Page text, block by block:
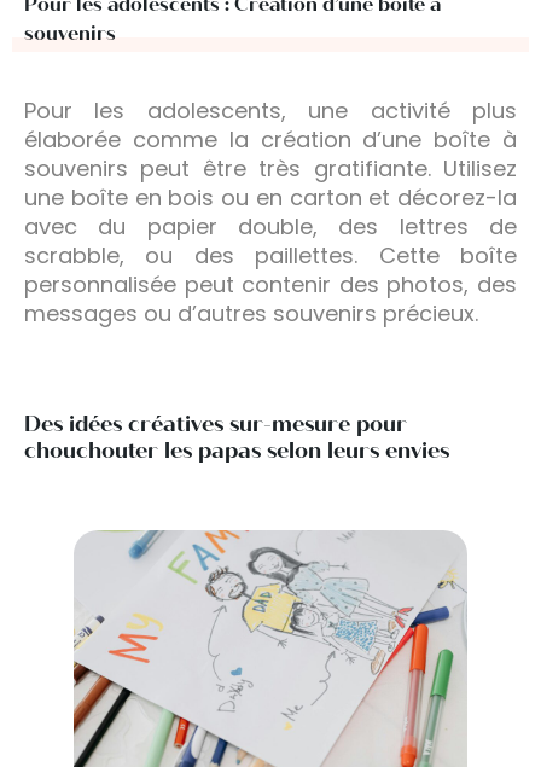
souvenirs
Pour les adolescents, une activité plus
élaborée comme la création d’une boîte à
souvenirs peut être très gratifiante. Utilisez
une boîte en bois ou en carton et décorez-la
avec du papier double, des lettres de
scrabble, ou des paillettes. Cette boîte
personnalisée peut contenir des photos, des
messages ou d’autres souvenirs précieux.
Des idées créatives sur-mesure pour
chouchouter les papas selon leurs envies